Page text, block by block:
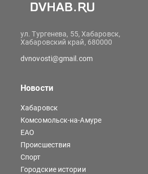
ул. Тургенева, 55, Хабаровск,
Хабаровский край, 680000
dvnovosti@gmail.com
Новости
Хабаровск
Комсомольск-на-Амуре
ЕАО
Происшествия
Спорт
Городские истории